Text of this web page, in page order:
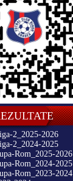
2_2025-2026
2_2024-2025
Rom_2025-2026
Rom_2024-2025
Rom_2023-2024